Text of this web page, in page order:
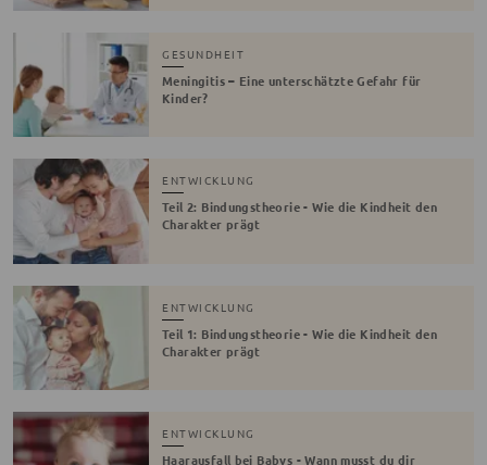
GESUNDHEIT
Meningitis – Eine unterschätzte Gefahr für
Kinder?
ENTWICKLUNG
Teil 2: Bindungstheorie - Wie die Kindheit den
Charakter prägt
ENTWICKLUNG
Teil 1: Bindungstheorie - Wie die Kindheit den
Charakter prägt
ENTWICKLUNG
Haarausfall bei Babys - Wann musst du dir